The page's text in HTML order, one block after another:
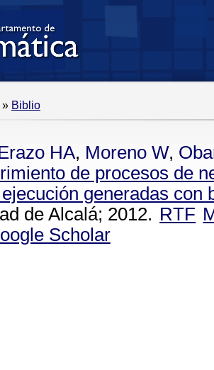
» Biblio
HA, Moreno W,
de procesos de
generadas con
de Alcalá; 2012. RTF
Scholar